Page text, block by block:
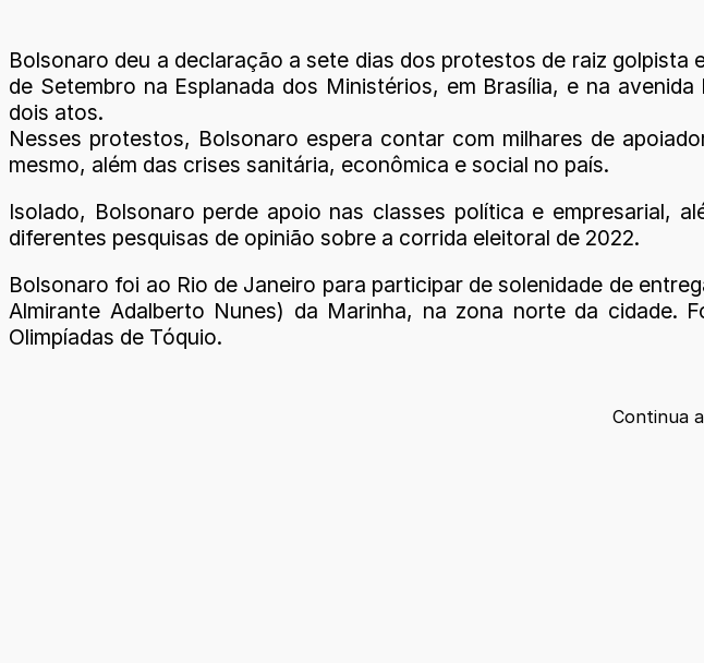
Bolsonaro deu a declaração a sete dias dos protestos de raiz
de Setembro na Esplanada dos Ministérios, em Brasília, e na
dois atos.
Nesses protestos, Bolsonaro espera contar com milhares de
mesmo, além das crises sanitária, econômica e social no país.
Isolado, Bolsonaro perde apoio nas classes política e empresarial,
diferentes pesquisas de opinião sobre a corrida eleitoral de 2022.
Bolsonaro foi ao Rio de Janeiro para participar de solenidade de
Almirante Adalberto Nunes) da Marinha, na zona norte da cidade.
Olimpíadas de Tóquio.
Continua